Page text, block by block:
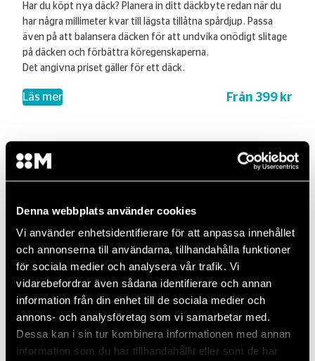
Denna webbplats använder cookies
Vi använder enhetsidentifierare för att anpassa innehållet
och annonserna till användarna, tillhandahålla funktioner
för sociala medier och analysera vår trafik. Vi
vidarebefordrar även sådana identifierare och annan
information från din enhet till de sociala medier och
annons- och analysföretag som vi samarbetar med.
Dessa kan i sin tur kombinera informationen med annan
information som du har tillhandahållit eller som de har
Har du köpt nya däck? Planera in ditt däckbyte redan när du
har några millimeter kvar till lägsta tillåtna spårdjup. Passa
även på att balansera däcken för att undvika onödigt slitage
på däcken och förbättra köregenskaperna.
Det angivna priset gäller för ett däck.
Läs mer– Montering & Balansering Från 399 kr
Batteritest (12V-system)
med dig ett testprotokoll vid uthämtning av bilen. (Gäller ej
högvoltsystem)
299 kr
Hjulinställning